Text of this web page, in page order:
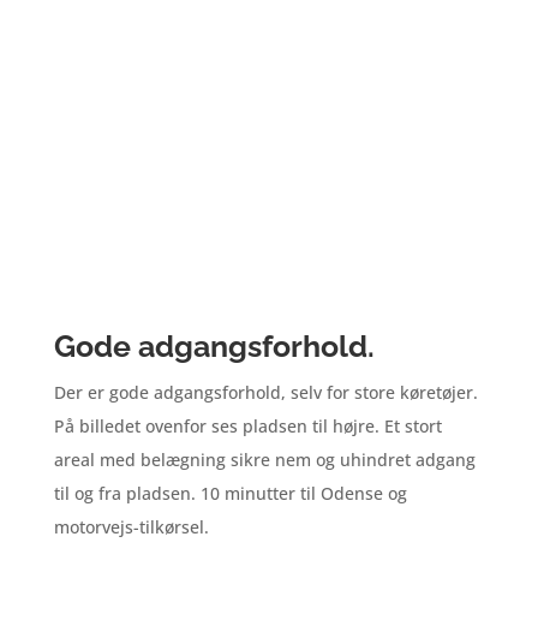
Gode adgangsforhold.
Der er gode adgangsforhold, selv for store køretøjer.
På billedet ovenfor ses pladsen til højre. Et stort
areal med belægning sikre nem og uhindret adgang
til og fra pladsen. 10 minutter til Odense og
motorvejs-tilkørsel.